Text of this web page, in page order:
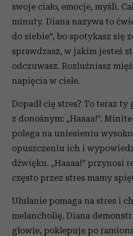
swoje ciało, emocje, myśli.
minuty. Diana nazywa to
do siebie”, bo spotykasz się
sprawdzasz, w jakim jesteś
odczuwasz. Rozluźniasz
napięcia w ciele.
Dopadł cię stres? To teraz
z donośnym: „Haaaa!”.
polega na uniesieniu
opuszczeniu ich i
dźwięku. „Haaaa!” przynosi
często przez stres mamy
Ululanie pomaga na stres i
melancholię. Diana
głowie, poklepuje po